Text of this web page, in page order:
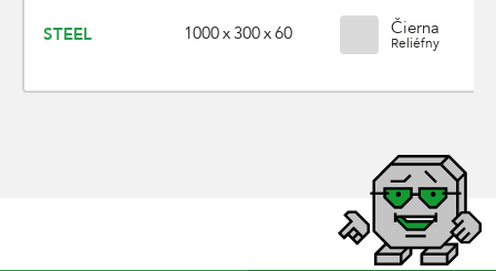
STEEL 1000 x 300 x 60 Čierna
Reliéfny